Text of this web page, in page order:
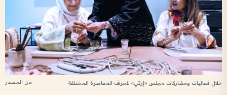
من المصدر خلال فعاليات ومشاركات مجلس «إرثي» للحرف المعاصرة المختلفة